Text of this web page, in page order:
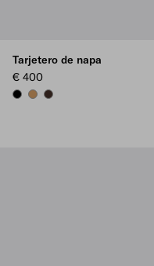
Tarjetero de napa
€ 400
BLACKCARAMEL
SIENNA